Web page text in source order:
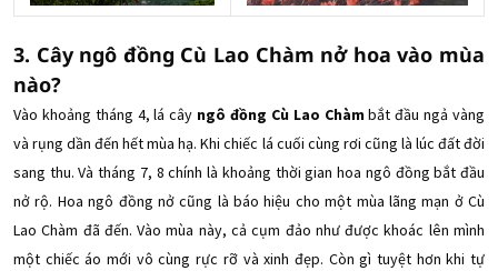
3. Cây ngô đồng Cù Lao Chàm nở hoa vào mùa
nào?
Vào khoảng tháng 4, lá cây ngô đồng Cù Lao Chàm bắt đầu ngả vàng
và rụng dần đến hết mùa hạ. Khi chiếc lá cuối cùng rơi cũng là lúc đất đời
sang thu. Và tháng 7, 8 chính là khoảng thời gian hoa ngô đồng bắt đầu
nở rộ. Hoa ngô đồng nở cũng là báo hiệu cho một mùa lãng mạn ở Cù
Lao Chàm đã đến. Vào mùa này, cả cụm đảo như được khoác lên mình
một chiếc áo mới vô cùng rực rỡ và xinh đẹp. Còn gì tuyệt hơn khi tự